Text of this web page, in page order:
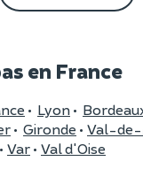
en France
• Lyon •
• Gironde • Val-de-
• Var • Val d'Oise